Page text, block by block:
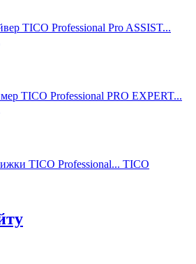
TICO Professional Pro ASSIST...
TICO Professional PRO EXPERT...
TICO Professional... TICO